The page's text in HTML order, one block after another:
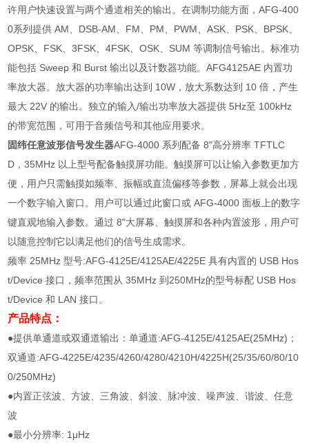
许用户快速设置与两个通道相关的输出。在调制功能方面，AFG-400
0系列提供 AM、DSB-AM、FM、PM、PWM、ASK、PSK、BPSK、
OPSK、FSK、3FSK、4FSK、OSK、SUM 等调制信号输出。标准功
能包括 Sweep 和 Burst 输出以及计数器功能。AFG4125AE 内置功
率放大器。放大器的功率输出达到 10W，放大系数达到 10 倍，产生
最大 22V 的输出。独立的输入/输出功率放大器提供 5Hz至 100kHz
的带宽范围，可用于音频信号和其他应用要求。
固纬任意波形信号发生器AFG-4000 系列配备 8"高分辨率 TFTLC
D，35MHz 以上型号配备触摸屏功能。触摸屏可以让输入参数更加方
便，用户只需触摸如频率、振幅或直流偏移等参数，屏幕上就会出现
一个数字输入窗口。用户可以通过此窗口或 AFG-4000 面板上的数字
键直观地输入参数。通过 8"大屏幕、触摸屏和各种内置波形，用户可
以随意控制它以满足他们的信号生成需求。
频率 25MHz 型号:AFG-4125E/4125AE/4225E 具有内置的 USB Hos
t/Device 接口，频率范围从 35MHz 到250MHz的型号标配 USB Hos
t/Device 和 LAN 接口。
产品特点：
●提供单通道或双通道输出：单通道:AFG-4125E/4125AE(25MHz)；
双通道:AFG-4225E/4235/4260/4280/4210H/4225H(25/35/60/80/10
0/250MHz)
●内置正弦波、方波、三角波、斜波、脉冲波、噪声波、谐波、任意
波
●最小分辨率: 1μHz